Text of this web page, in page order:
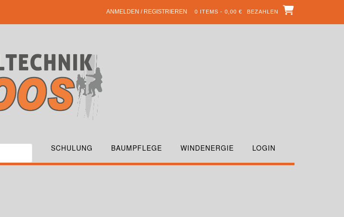
ANMELDEN / REGISTRIEREN 0 ITEMS - 0,00 € BEZAHLEN
SCHULUNG BAUMPFLEGE WINDENERGIE LOGIN